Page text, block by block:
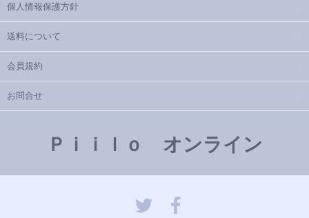
個人情報保護方針
送料について
会員規約
お問合せ
Ｐｉｉｌｏ オンライン